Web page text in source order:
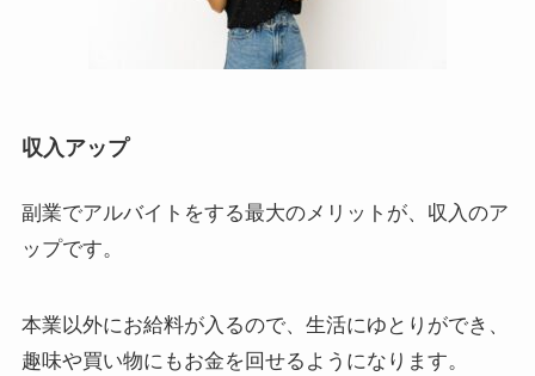
収入アップ
副業でアルバイトをする最大のメリットが、 収入のア
ップです。
本業以外にお給料が入るので、生活にゆとりができ、
趣味や買い物にもお金を回せるようになります。